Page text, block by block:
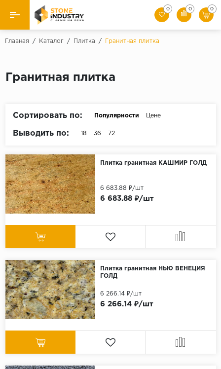
Назад
Плитка
0 0 0
Главная / Каталог / Плитка / Гранитная плитка
Гранитная плитка
Сортировать по: Популярности Цене
Выводить по: 18 36 72
Плитка гранитная КАШМИР ГОЛД
6 683.88 ₽/шт
6 683.88 ₽/шт
Плитка гранитная НЬЮ ВЕНЕЦИЯ
ГОЛД
6 266.14 ₽/шт
6 266.14 ₽/шт